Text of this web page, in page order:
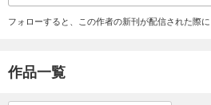
フォローすると、この作者の新刊が配信された際に
作品一覧